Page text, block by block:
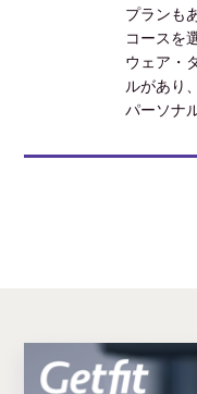
プランも
コースを
ウェア・
ルがあり
パーソナ